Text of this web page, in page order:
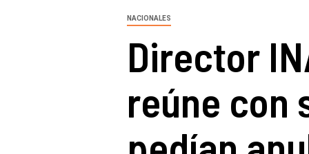
NACIONALES
Director
reúne con